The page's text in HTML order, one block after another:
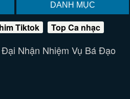
DANH MỤC
Tiktok Top Ca nhạc
Nhận Nhiệm Vụ Bá Đạo